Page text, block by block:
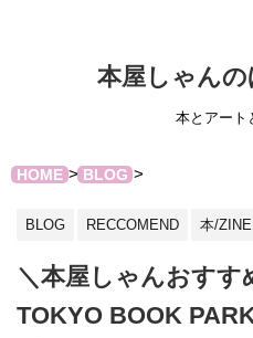
本屋しゃん
本とアート
HOME> BLOG >
BLOG RECCOMEND 本/ZINE
＼本屋しゃんおす
TOKYO BOOK